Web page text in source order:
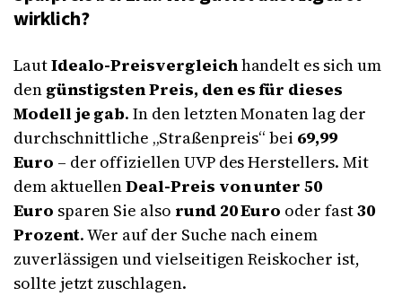
wirklich?
LautIdealo-Preisvergleichhandelt es sich um
den günstigsten Preis, den es für dieses
Modell je gab. In den letzten Monaten lag der
durchschnittliche „Straßenpreis“ bei 69,99
Euro – der offiziellen UVP des Herstellers. Mit
dem aktuellenDeal-Preis von unter 50
Euro sparen Sie also rund 20 Euro oder fast30
Prozent. Wer auf der Suche nach einem
zuverlässigen und vielseitigen Reiskocher ist,
sollte jetzt zuschlagen.